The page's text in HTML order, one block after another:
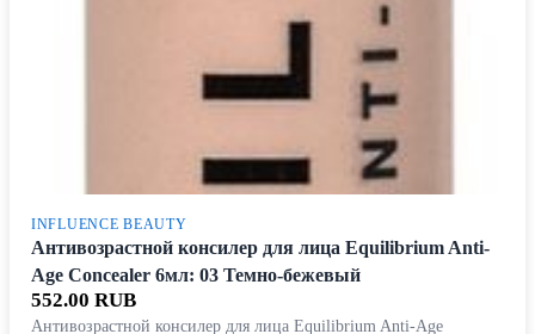
INFLUENCE BEAUTY
Антивозрастной консилер для лица Equilibrium Anti-
Age Concealer 6мл: 03 Темно-бежевый
552.00 RUB
Антивозрастной консилер для лица Equilibrium Anti-Age